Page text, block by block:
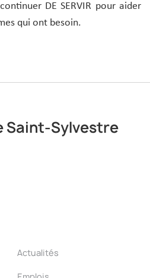
DE SERVIR pour aider
qui ont besoin.
Saint-Sylvestre
Actualités